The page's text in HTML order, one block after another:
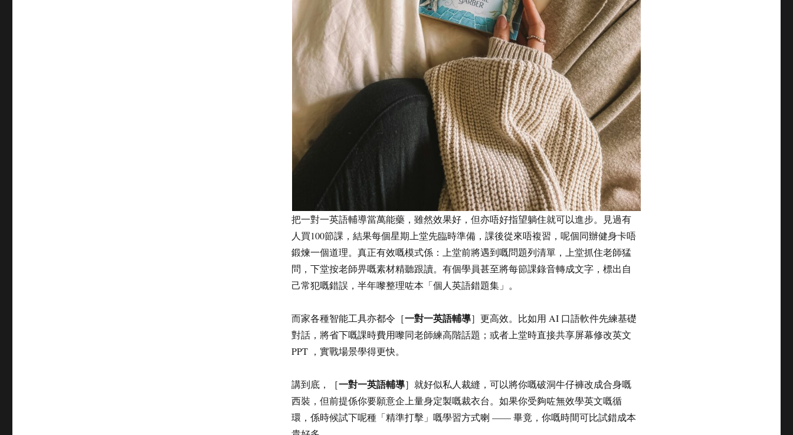
把一對一英語輔導當萬能藥，雖然效果好，但亦唔好指望躺住就可以進步。見過有
人買100節課，結果每個星期上堂先臨時準備，課後從來唔複習，呢個同辦健身卡唔
鍛煉一個道理。真正有效嘅模式係：上堂前將遇到嘅問題列清單，上堂抓住老師猛
問，下堂按老師畀嘅素材精聽跟讀。有個學員甚至將每節課錄音轉成文字，標出自
己常犯嘅錯誤，半年嚟整理咗本「個人英語錯題集」。
而家各種智能工具亦都令［一對一英語輔導］更高效。比如用 AI 口語軟件先練基礎
對話，將省下嘅課時費用嚟同老師練高階話題；或者上堂時直接共享屏幕修改英文
PPT ，實戰場景學得更快。
講到底，［一對一英語輔導］就好似私人裁縫，可以將你嘅破洞牛仔褲改成合身嘅
西裝，但前提係你要願意企上量身定製嘅裁衣台。如果你受夠咗無效學英文嘅循
環，係時候試下呢種「精準打擊」嘅學習方式喇 —— 畢竟，你嘅時間可比試錯成本